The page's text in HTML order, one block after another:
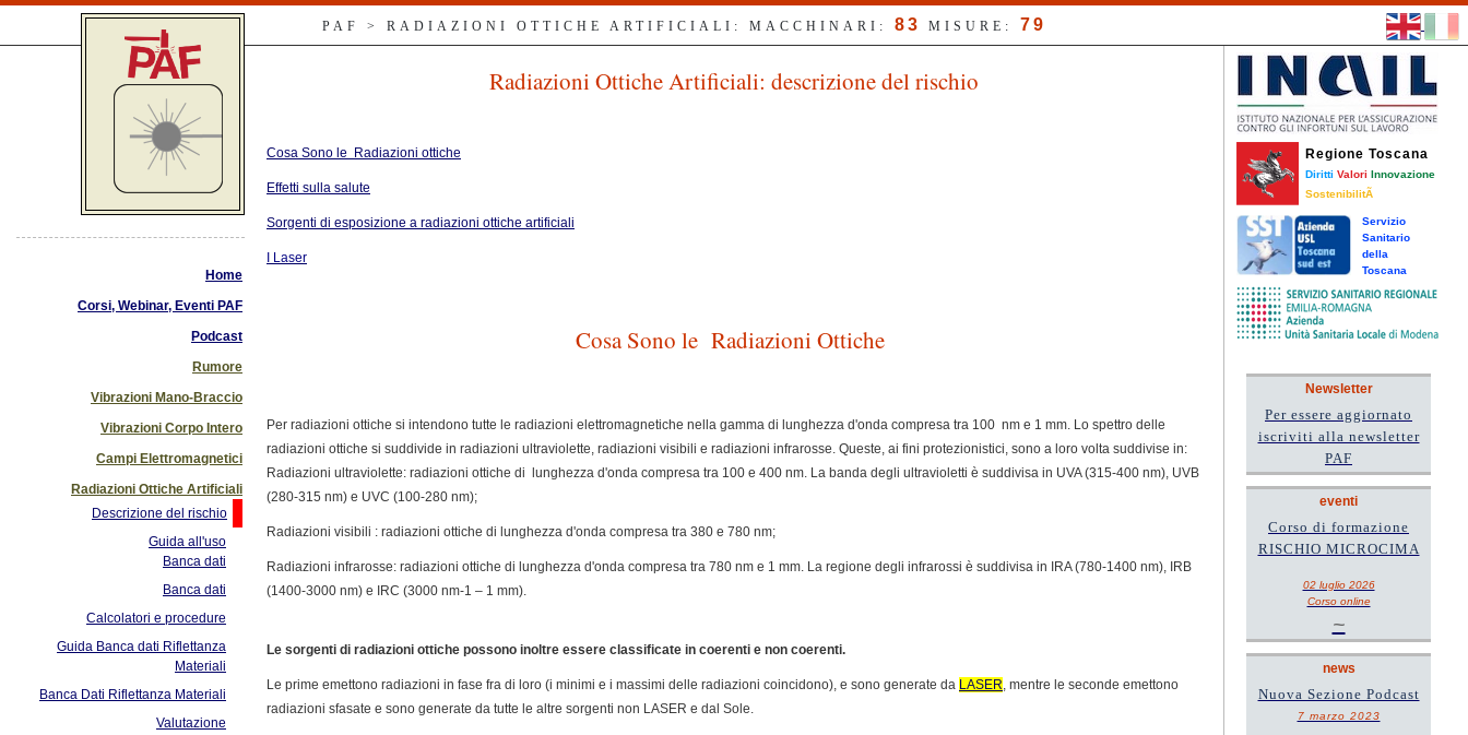
PAF > RADIAZIONI OTTICHE ARTIFICIALI: MACCHINARI: 83 MISURE: 79
Home
Corsi, Webinar, Eventi PAF
Podcast
Rumore
Vibrazioni Mano-Braccio
Vibrazioni Corpo Intero
Campi Elettromagnetici
Radiazioni Ottiche Artificiali
Descrizione del rischio
Guida all'uso
Banca dati
Banca dati
Calcolatori e procedure
Guida Banca dati Riflettanza
Materiali
Banca Dati Riflettanza Materiali
Valutazione
Radiazioni Ottiche Artificiali: descrizione del rischio
Cosa Sono le Radiazioni ottiche
Effetti sulla salute
Sorgenti di esposizione a radiazioni ottiche artificiali
I Laser
Cosa Sono le Radiazioni Ottiche
Per radiazioni ottiche si intendono tutte le radiazioni elettromagnetiche nella gamma di lunghezza d'onda compresa tra 100 nm e 1 mm. Lo spettro delle
radiazioni ottiche si suddivide in radiazioni ultraviolette, radiazioni visibili e radiazioni infrarosse. Queste, ai fini protezionistici, sono a loro volta suddivise in:
Radiazioni ultraviolette: radiazioni ottiche di lunghezza d'onda compresa tra 100 e 400 nm. La banda degli ultravioletti è suddivisa in UVA (315-400 nm), UVB
(280-315 nm) e UVC (100-280 nm);
Radiazioni visibili : radiazioni ottiche di lunghezza d'onda compresa tra 380 e 780 nm;
Radiazioni infrarosse: radiazioni ottiche di lunghezza d'onda compresa tra 780 nm e 1 mm. La regione degli infrarossi è suddivisa in IRA (780-1400 nm), IRB
(1400-3000 nm) e IRC (3000 nm-1 – 1 mm).
Le sorgenti di radiazioni ottiche possono inoltre essere classificate in coerenti e non coerenti.
Le prime emettono radiazioni in fase fra di loro (i minimi e i massimi delle radiazioni coincidono), e sono generate da LASER, mentre le seconde emettono
radiazioni sfasate e sono generate da tutte le altre sorgenti non LASER e dal Sole.
Regione Toscana
Diritti Valori Innovazione
SostenibilitÃ
Servizio
Sanitario
della
Toscana
Newsletter
Per essere aggiornato
iscriviti alla newsletter
PAF
eventi
Corso di formazione
RISCHIO MICROCIMA
02 luglio 2026
Corso online
~
news
Nuova Sezione Podcast
7 marzo 2023